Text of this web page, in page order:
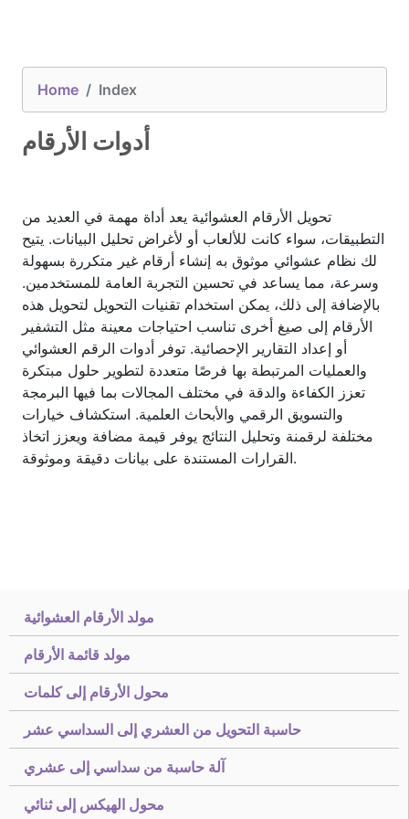
مولد الأرقام العشوائية
مولد قائمة الأرقام
محول الأرقام إلى كلمات
حاسبة التحويل من العشري إلى السداسي عشر
آلة حاسبة من سداسي إلى عشري
محول الهيكس إلى ثنائي
Home Index
أدوات الأرقام
تحويل الأرقام العشوائية يعد أداة مهمة في العديد من
التطبيقات، سواء كانت للألعاب أو لأغراض تحليل البيانات. يتيح
لك نظام عشوائي موثوق به إنشاء أرقام غير متكررة بسهولة
وسرعة، مما يساعد في تحسين التجربة العامة للمستخدمين.
بالإضافة إلى ذلك، يمكن استخدام تقنيات التحويل لتحويل هذه
الأرقام إلى صيغ أخرى تناسب احتياجات معينة مثل التشفير
أو إعداد التقارير الإحصائية. توفر أدوات الرقم العشوائي
والعمليات المرتبطة بها فرصًا متعددة لتطوير حلول مبتكرة
تعزز الكفاءة والدقة في مختلف المجالات بما فيها البرمجة
والتسويق الرقمي والأبحاث العلمية. استكشاف خيارات
مختلفة لرقمنة وتحليل النتائج يوفر قيمة مضافة ويعزز اتخاذ
القرارات المستندة على بيانات دقيقة وموثوقة.